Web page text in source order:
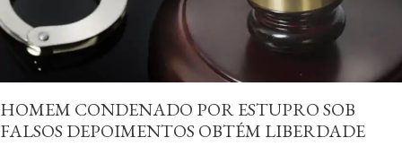
HOMEM CONDENADO POR ESTUPRO SOB
FALSOS DEPOIMENTOS OBTÉM LIBERDADE